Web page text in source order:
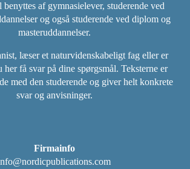
af gymnasielever, studerende ved
og også studerende ved diplom og
masteruddannelser.
læser et naturvidenskabeligt fag eller er
her få svar på dine spørgsmål. Teksterne er
med den studerende og giver helt konkrete
svar og anvisninger.
Firmainfo